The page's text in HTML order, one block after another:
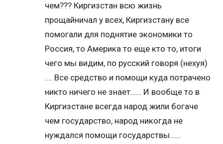
чем??? Киргизстан всю жизнь
прощайничал у всех, Киргизстану все
помогали для поднятие экономики то
Россия, то Америка то еще кто то, итоги
чего мы видим, по русский говоря (нехуя)
…. Все средство и помощи куда потрачено
никто ничего не знает…… И вообще то в
Киргизстане всегда народ жили богаче
чем государство, народ никогда не
нуждался помощи государствы……